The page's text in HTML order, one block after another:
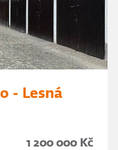
- Lesná
1 200 000 Kč